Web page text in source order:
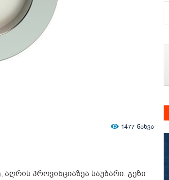
1477 ნახვა
პროვინციაზეა საუბარი. გეზი